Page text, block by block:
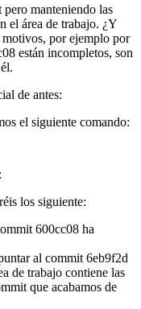
manteniendo las
el área de trabajo. ¿Y
motivos, por ejemplo por
están incompletos, son
de antes:
el siguiente comando:
los siguiente:
600cc08 ha
al commit 6eb9f2d
de trabajo contiene las
que acabamos de